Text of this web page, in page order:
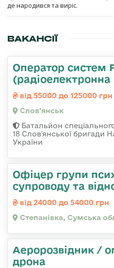
де народився та виріс.
ВАКАНСІЇ
Оператор систем
(радіоелектронна
від 55000 до 125000 грн
Слов'янськ
Батальйон
18 Слов'янської бригади
України
Офіцер групи
супроводу та
від 24000 до 54000 грн
Степанівка, Сумська
Аеророзвідник /
дрона